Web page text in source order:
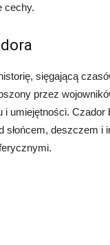
cechy.
sięgającą
przez
i umiejętności. Czador
słońcem, deszczem i